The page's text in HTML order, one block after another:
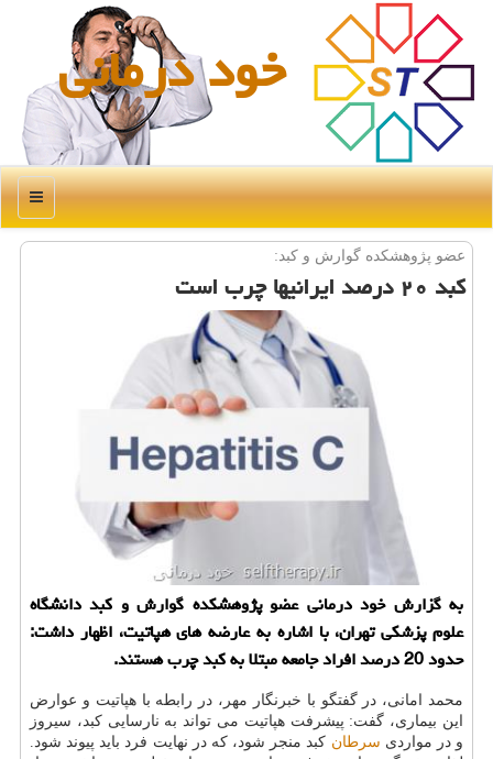
خود درمانی
منو
عضو پژوهشكده گوارش و كبد:
كبد ۲۰ درصد ایرانیها چرب است
به گزارش خود درمانی عضو پژوهشكده گوارش و كبد دانشگاه
علوم پزشكی تهران، با اشاره به عارضه های هپاتیت، اظهار داشت:
حدود 20 درصد افراد جامعه مبتلا به كبد چرب هستند.
محمد امانی، در گفتگو با خبرنگار مهر، در رابطه با هپاتیت و عوارض
این بیماری، گفت: پیشرفت هپاتیت می تواند به نارسایی کبد، سیروز
و در مواردی سرطان کبد منجر شود، که در نهایت فرد باید پیوند شود.